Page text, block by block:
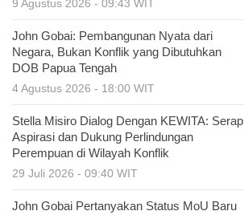
9 Agustus 2026 - 09:43 WIT
John Gobai: Pembangunan Nyata dari
Negara, Bukan Konflik yang Dibutuhkan
DOB Papua Tengah
4 Agustus 2026 - 18:00 WIT
Stella Misiro Dialog Dengan KEWITA: Serap
Aspirasi dan Dukung Perlindungan
Perempuan di Wilayah Konflik
29 Juli 2026 - 09:40 WIT
John Gobai Pertanyakan Status MoU Baru